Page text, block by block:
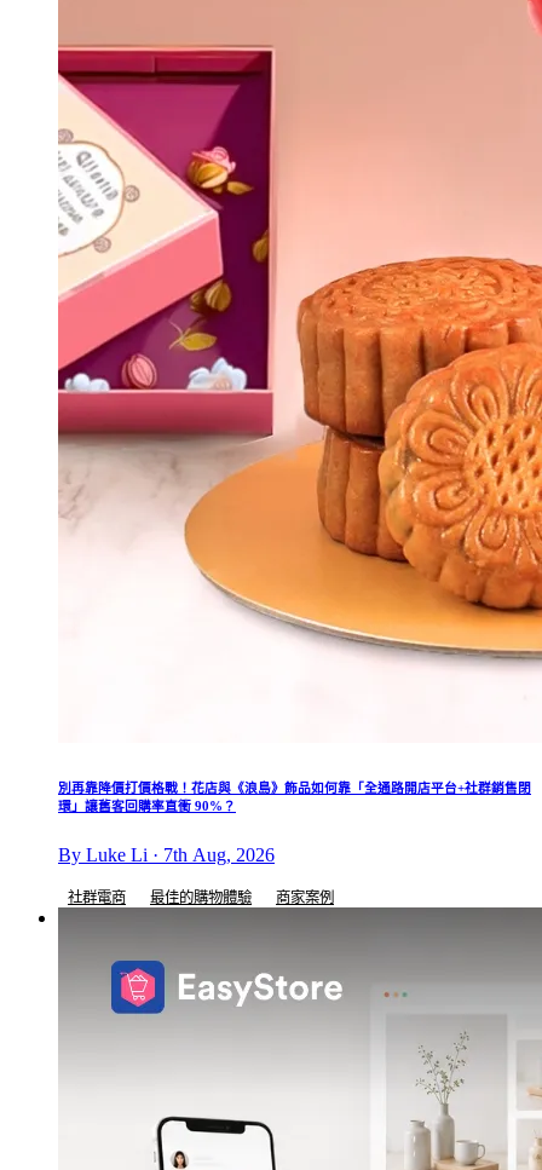
別再靠降價打價格戰！花店與《浪島》飾品如何靠「全通路開店平台+社群銷售閉
環」讓舊客回購率直衝 90%？
By Luke Li · 7th Aug, 2026
社群電商 最佳的購物體驗 商家案例